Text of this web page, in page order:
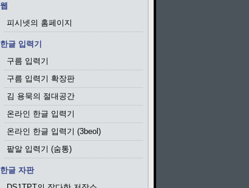
웹
피시넷의 홈페이지
한글 입력기
구름 입력기
구름 입력기 확장판
김 용묵의 절대공간
온라인 한글 입력기
온라인 한글 입력기 (3beol)
팥알 입력기 (숨통)
한글 자판